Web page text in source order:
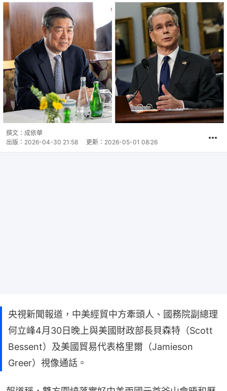
撰文： 成依華
出版： 2026-04-30 21:58 更新： 2026-05-01 08:26
央視新聞報道，中美經貿中方牽頭人、國務院副總理
何立峰4月30日晚上與美國財政部長貝森特（Scott
Bessent）及美國貿易代表格里爾（Jamieson
Greer）視像通話。